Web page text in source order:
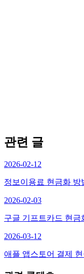
관련 글
2026-02-12
정보이용료 현금화 방
2026-02-03
구글 기프트카드 현금
2026-03-12
애플 앱스토어 결제